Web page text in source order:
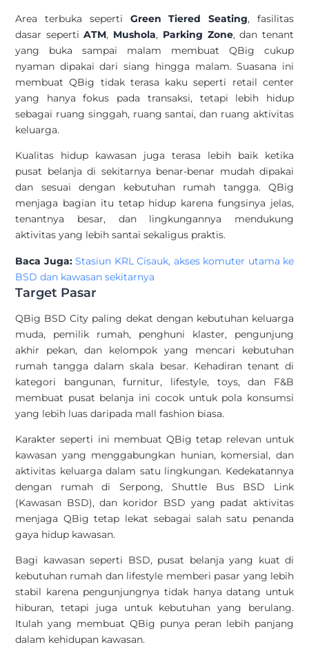
Area terbuka seperti Green Tiered Seating, fasilitas
dasar sepertiATM, Mushola, Parking Zone, dan tenant
yang buka sampai malam membuat QBig cukup
nyaman dipakai dari siang hingga malam. Suasana ini
membuat QBig tidak terasa kaku seperti retail center
yang hanya fokus pada transaksi, tetapi lebih hidup
sebagai ruang singgah, ruang santai, dan ruang aktivitas
keluarga.
Kualitas hidup kawasan juga terasa lebih baik ketika
pusat belanja di sekitarnya benar-benar mudah dipakai
dan sesuai dengan kebutuhan rumah tangga. QBig
menjaga bagian itu tetap hidup karena fungsinya jelas,
tenantnya besar, dan lingkungannya mendukung
aktivitas yang lebih santai sekaligus praktis.
Baca Juga: Stasiun KRL Cisauk, akses komuter utama ke
BSD dan kawasan sekitarnya
Target Pasar
QBig BSD City paling dekat dengan kebutuhan keluarga
muda, pemilik rumah, penghuni klaster, pengunjung
akhir pekan, dan kelompok yang mencari kebutuhan
rumah tangga dalam skala besar. Kehadiran tenant di
kategori bangunan, furnitur, lifestyle, toys, dan F&B
membuat pusat belanja ini cocok untuk pola konsumsi
yang lebih luas daripada mall fashion biasa.
Karakter seperti ini membuat QBig tetap relevan untuk
kawasan yang menggabungkan hunian, komersial, dan
aktivitas keluarga dalam satu lingkungan. Kedekatannya
dengan rumah di Serpong, Shuttle Bus BSD Link
(Kawasan BSD),dan koridor BSD yang padat aktivitas
menjaga QBig tetap lekat sebagai salah satu penanda
gaya hidup kawasan.
Bagi kawasan seperti BSD, pusat belanja yang kuat di
kebutuhan rumah dan lifestyle memberi pasar yang lebih
stabil karena pengunjungnya tidak hanya datang untuk
hiburan, tetapi juga untuk kebutuhan yang berulang.
Itulah yang membuat QBig punya peran lebih panjang
dalam kehidupan kawasan.